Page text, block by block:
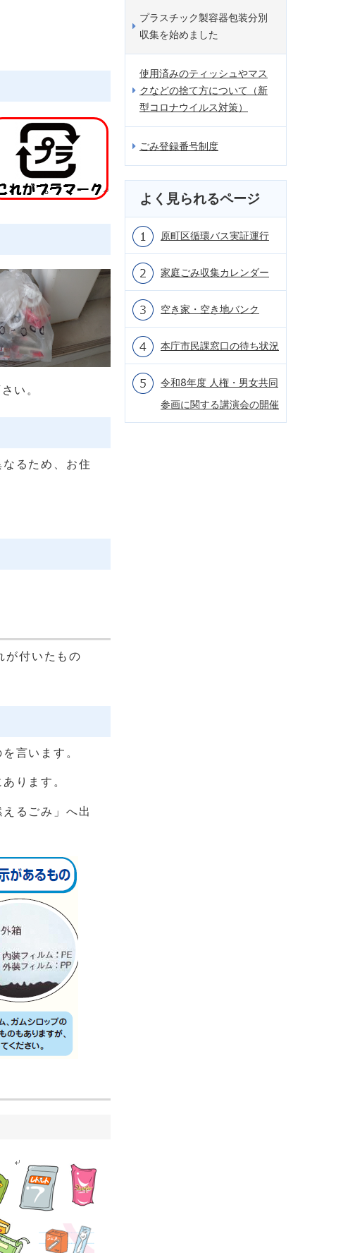
い。
るため、お住
が付いたもの
言います。
ります。
るごみ」へ出
プラスチック製容器包装分別
収集を始めました
使用済みのティッシュやマス
クなどの捨て方について（新
型コロナウイルス対策）
ごみ登録番号制度
よく見られるページ
原町区循環バス実証運行
家庭ごみ収集カレンダー
空き家・空き地バンク
本庁市民課窓口の待ち状況
令和8年度 人権・男女共同
参画に関する講演会の開催